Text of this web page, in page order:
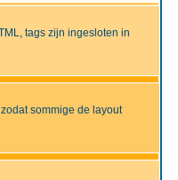
tags zijn ingesloten in
sommige de layout